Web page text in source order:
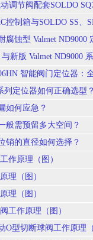
调节阀配套SOLDO
控制箱与SOLDO SS、
腐蚀型 Valmet ND9000
与新版 Valmet ND9000
智能阀门定位器
列定位器如何正确选型
如何应急？
般需预留多大空间？
销的直径如何选择？
作原理（图）
理（图）
理（图）
工作原理（图）
O型切断球阀工作原理